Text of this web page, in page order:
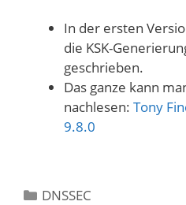
In der ersten
die KSK-
geschrieben.
Das ganze kann
nachlesen: Tony
9.8.0
Kategorien
DNSSEC